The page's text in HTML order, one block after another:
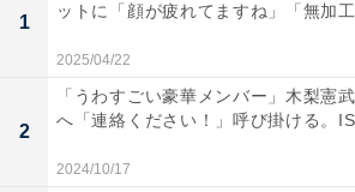
1
ットに「顔が疲れてますね」「無加
2025/04/22
2
「うわすごい豪華メンバー」木梨憲
へ「連絡ください！」呼び掛ける。
2024/10/17